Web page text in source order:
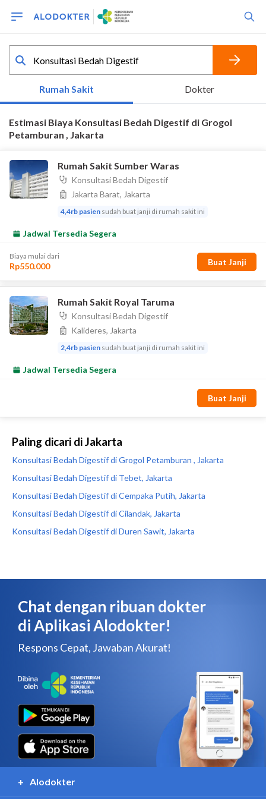
Paling dicari di Jakarta
Konsultasi Bedah Digestif di Grogol Petamburan , Jakarta
Konsultasi Bedah Digestif di Tebet, Jakarta
Konsultasi Bedah Digestif di Cempaka Putih, Jakarta
Konsultasi Bedah Digestif di Cilandak, Jakarta
Konsultasi Bedah Digestif di Duren Sawit, Jakarta